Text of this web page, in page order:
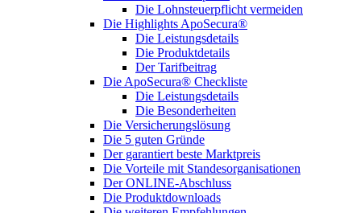
Die Lohnsteuerpflicht vermeiden
Die Highlights ApoSecura®
Die Leistungsdetails
Die Produktdetails
Der Tarifbeitrag
Die ApoSecura® Checkliste
Die Leistungsdetails
Die Besonderheiten
Die Versicherungslösung
Die 5 guten Gründe
Der garantiert beste Marktpreis
Die Vorteile mit Standesorganisationen
Der ONLINE-Abschluss
Die Produktdownloads